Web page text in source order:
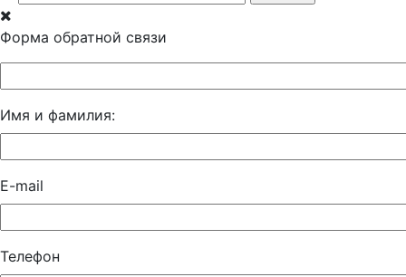
Форма обратной связи
Имя и фамилия:
E-mail
Телефон